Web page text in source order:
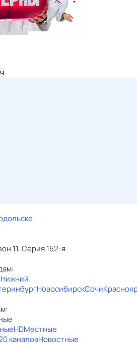
11. Серия 152-я
Нижний
НовосибирскСочи
HDМестные
каналовНовостные